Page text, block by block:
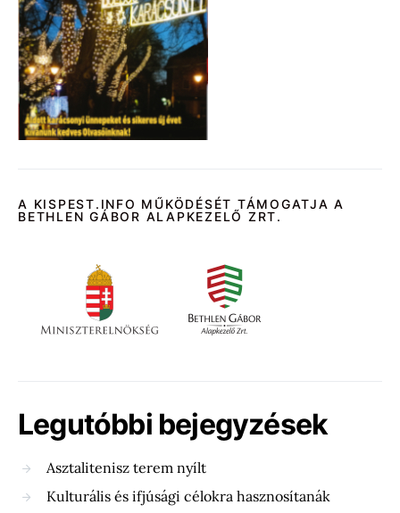
A KISPEST.INFO MŰKÖDÉSÉT TÁMOGATJA A
BETHLEN GÁBOR ALAPKEZELŐ ZRT.
Legutóbbi bejegyzések
Asztalitenisz terem nyílt
Kulturális és ifjúsági célokra hasznosítanák